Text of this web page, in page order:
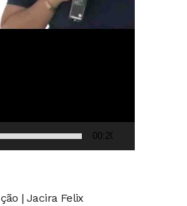
00:20
| Jacira Felix